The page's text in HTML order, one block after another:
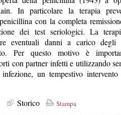
In particolare la terapia
con la completa
dei test seriologici. La
eventuali danni a carico degli
Per questo motivo è
con partner infetti e utilizzando
un tempestivo
Storico Stampa